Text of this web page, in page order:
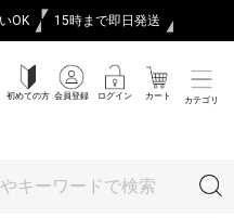
OK 15時まで即日発送
初めての方 会員登録 ログイン カート カテゴリ